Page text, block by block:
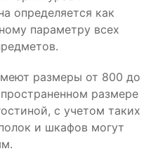
определяется как
параметру всех
размеры от 800 до
размере
с учетом таких
и шкафов могут